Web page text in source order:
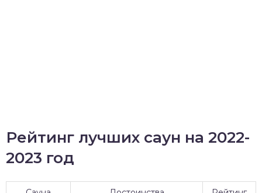
Рейтинг лучших саун на 2022-
2023 год